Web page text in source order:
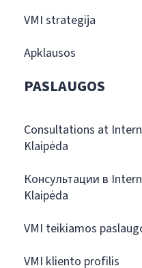
VMI strategija
Apklausos
PASLAUGOS
Consultations at
Klaipėda
Консультации в
Klaipėda
VMI teikiamos
VMI kliento profilis